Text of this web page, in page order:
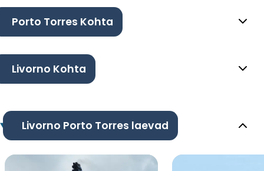
Porto Torres Kohta
Livorno Kohta
Livorno Porto Torres laevad